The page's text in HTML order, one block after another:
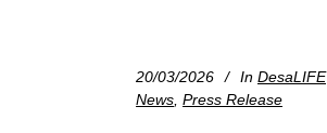
20/03/2026 In DesaLIFE
News, Press Release